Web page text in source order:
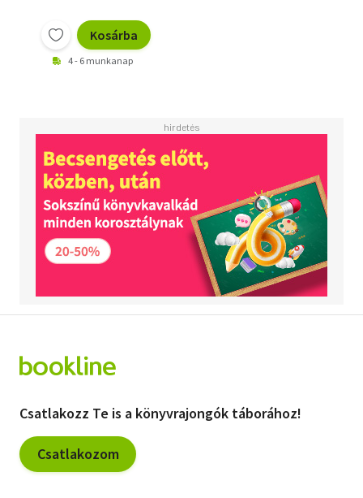
Kosárba
4 - 6 munkanap
Csatlakozz Te is a könyvrajongók táborához!
Csatlakozom